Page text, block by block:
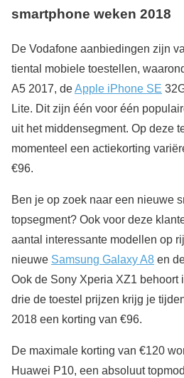
smartphone weken 2018
De Vodafone aanbiedingen zijn
tiental mobiele toestellen,
A5 2017, deApple iPhone SE
Lite. Dit zijn één voor één
uit het middensegment. Op deze
momenteel een actiekorting
€96.
Ben je op zoek naar een nieuwe
topsegment? Ook voor deze
aantal interessante modellen op
nieuwe Samsung Galaxy A8 en
Ook de Sony Xperia XZ1 behoort
drie de toestel prijzen krijg je
2018 een korting van €96.
De maximale korting van €120
Huawei P10, een absoluut